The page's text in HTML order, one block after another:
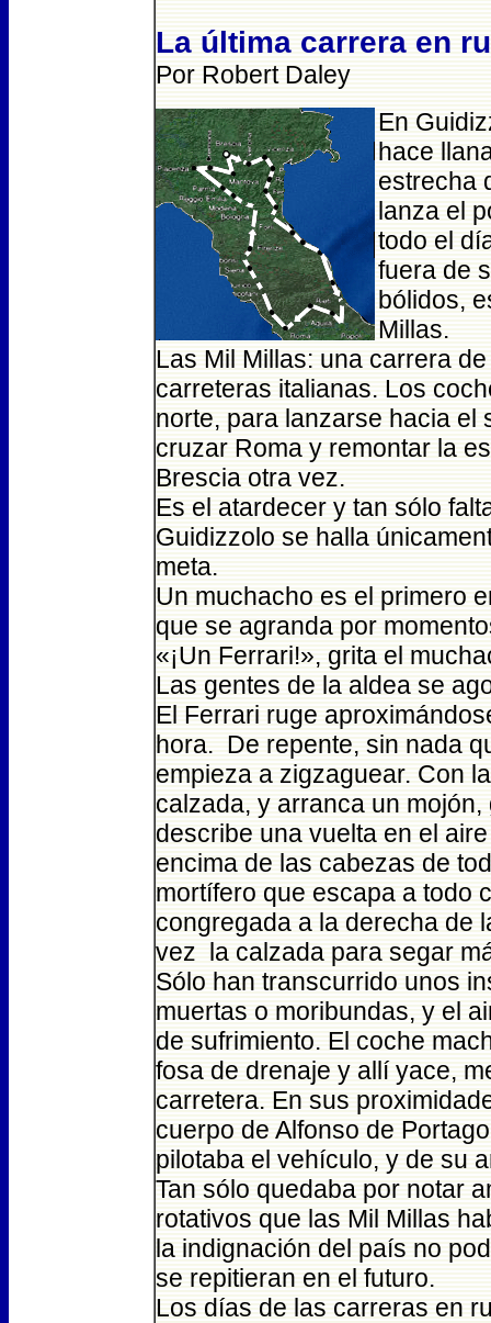
La última carrera en
Por Robert Daley
En
hace
estrecha
lanza el
todo el
fuera de
bólidos,
Millas.
Las Mil Millas: una carrera
carreteras italianas. Los
norte, para lanzarse hacia el
cruzar Roma y remontar la
Brescia otra vez.
Es el atardecer y tan sólo
Guidizzolo se halla
meta.
Un muchacho es el primero
que se agranda por
«¡Un Ferrari!», grita el
Las gentes de la aldea se
El Ferrari ruge
hora. De repente, sin nada
empieza a zigzaguear. Con
calzada, y arranca un
describe una vuelta en el
encima de las cabezas de
mortífero que escapa a todo
congregada a la derecha de
vez la calzada para segar
Sólo han transcurrido unos
muertas o moribundas, y el
de sufrimiento. El coche
fosa de drenaje y allí yace,
carretera. En sus
cuerpo de Alfonso de
pilotaba el vehículo, y de su
Tan sólo quedaba por notar
rotativos que las Mil Millas
la indignación del país no
se repitieran en el futuro.
Los días de las carreras en